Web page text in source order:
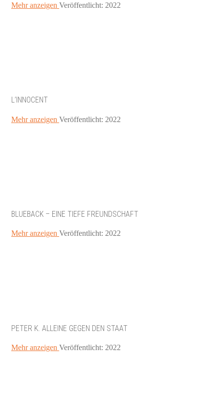
Mehr anzeigen Veröffentlicht: 2022
L’INNOCENT
Mehr anzeigen Veröffentlicht: 2022
BLUEBACK – EINE TIEFE FREUNDSCHAFT
Mehr anzeigen Veröffentlicht: 2022
PETER K. ALLEINE GEGEN DEN STAAT
Mehr anzeigen Veröffentlicht: 2022